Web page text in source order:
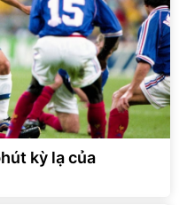
kỳ lạ của